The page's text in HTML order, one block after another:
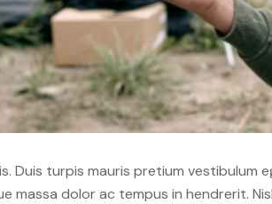
Duis turpis mauris pretium
massa dolor ac tempus in hendrerit.